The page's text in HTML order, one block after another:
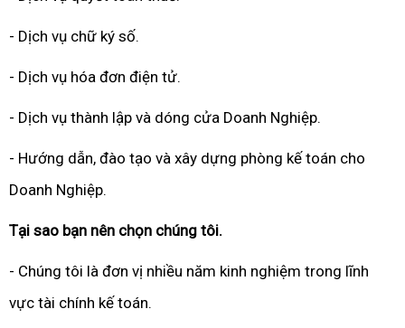
- Dịch vụ chữ ký số.
- Dịch vụ hóa đơn điện tử.
- Dịch vụ thành lập và dóng cửa Doanh Nghiệp.
- Hướng dẫn, đào tạo và xây dựng phòng kế toán cho
Doanh Nghiệp.
Tại sao bạn nên chọn chúng tôi.
- Chúng tôi là đơn vị nhiều năm kinh nghiệm trong lĩnh
vực tài chính kế toán.